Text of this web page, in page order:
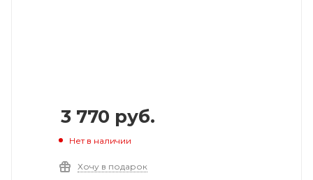
3 770 руб.
Нет в наличии
Хочу в подарок